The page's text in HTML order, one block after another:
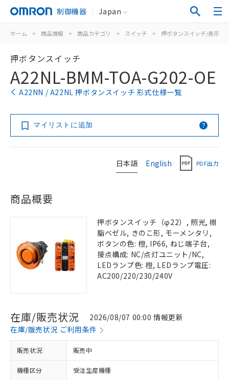
制御機器 Japan
ホーム > 商品情報 > 商品カテゴリ > スイッチ > 押ボタンスイッチ/表示灯
押ボタンスイッチ
A22NL-BMM-TOA-G202-OE
A22NN / A22NL 押ボタンスイッチ 形式仕様一覧
マイリストに追加
日本語 English PDF出力
商品概要
押ボタンスイッチ（φ22）, 照光, 樹
脂ベゼル, きのこ形, モーメンタリ,
ボタンの色: 橙, IP66, ねじ端子台,
接点構成: NC/点灯ユニット/NC,
LEDランプ色: 橙, LEDランプ電圧:
AC200/220/230/240V
在庫/販売状況
2026/08/07 00:00 情報更新
在庫/販売状況 ご利用条件
販売状況 販売中
機種区分 受注生産機種